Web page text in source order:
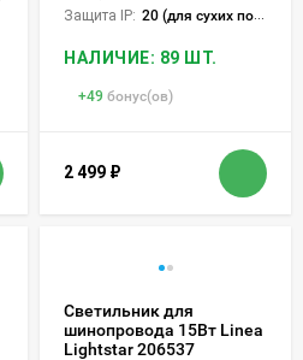
Защита IP: 20 (для сухих пом.)
НАЛИЧИЕ: 89 ШТ.
+49 бонус(ов)
2 499 ₽
Светильник для
шинопровода 15Вт Linea
Lightstar 206537